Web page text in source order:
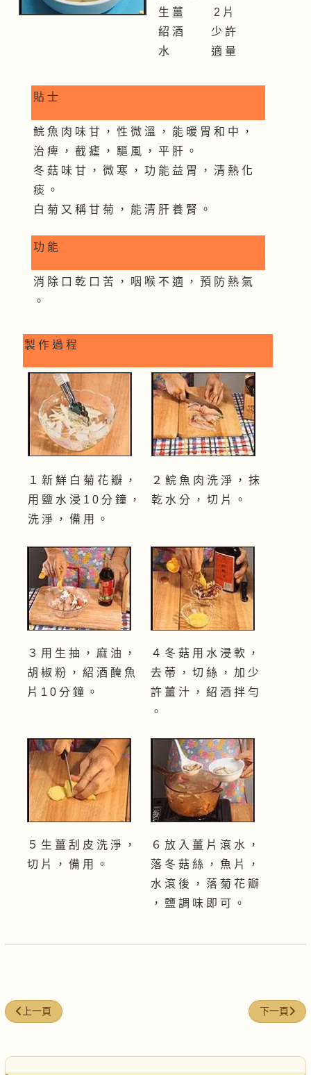
生 薑 2 片
紹 酒 少 許
水 適 量
貼 士
鯇 魚 肉 味 甘 ， 性 微 溫 ， 能 暖 胃 和 中 ，
治 痺 ， 截 瘧 ， 驅 風 ， 平 肝 。
冬 菇 味 甘 ， 微 寒 ， 功 能 益 胃 ， 清 熱 化
痰 。
白 菊 又 稱 甘 菊 ， 能 清 肝 養 腎 。
功 能
消 除 口 乾 口 苦 ， 咽 喉 不 適 ， 預 防 熱 氣
。
製 作 過 程
１ 新 鮮 白 菊 花 瓣 ，
用 鹽 水 浸 1 0 分 鐘 ，
洗 淨 ， 備 用 。
２ 鯇 魚 肉 洗 淨 ， 抹
乾 水 分 ， 切 片 。
３ 用 生 抽 ， 麻 油 ，
胡 椒 粉 ， 紹 酒 醃 魚
片 1 0 分 鐘 。
４ 冬 菇 用 水 浸 軟 ，
去 蒂 ， 切 絲 ， 加 少
許 薑 汁 ， 紹 酒 拌 勻
。
５ 生 薑 刮 皮 洗 淨 ，
切 片 ， 備 用 。
６ 放 入 薑 片 滾 水 ，
落 冬 菇 絲 ， 魚 片 ，
水 滾 後 ， 落 菊 花 瓣
， 鹽 調 味 即 可 。
上一篇文章: 杏汁雪耳糖水
上一頁 下一篇文章
下一頁